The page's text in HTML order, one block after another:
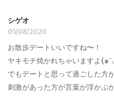
シゲオ
05/08/2020
お散歩デートいいですね〜！
ヤキモチ焼かれちゃいますよ(
でもデートと思って過ごした方
刺激があった方が言葉が浮かぶ